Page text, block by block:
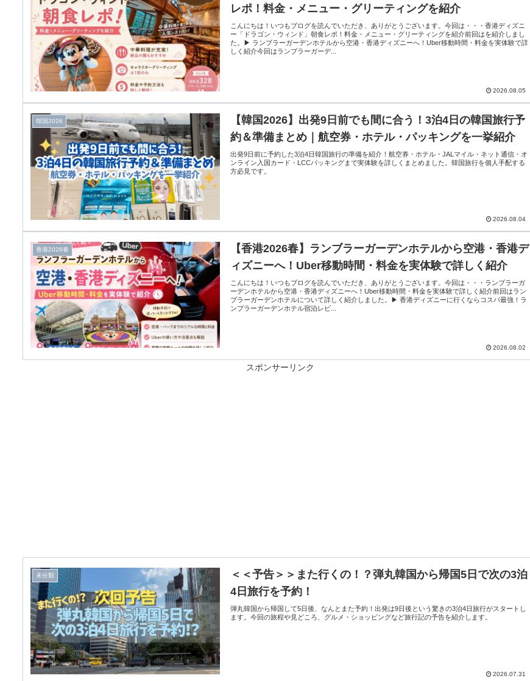
レポ！料金・メニュー・グリーティングを紹介
こんにちは！いつもブログを読んでいただき、ありがとうございます。今回は・・・香港ディズニ
ー「ドラゴン・ウィンド」朝食レポ！料金・メニュー・グリーティングを紹介前回はを紹介しまし
た。▶ ランブラーガーデンホテルから空港・香港ディズニーへ！Uber移動時間・料金を実体験で詳
しく紹介今回はランブラーガーデ...
2026.08.05
韓国2026
【韓国2026】出発9日前でも間に合う！3泊4日の韓国旅行予
約＆準備まとめ｜航空券・ホテル・パッキングを一挙紹介
出発9日前に予約した3泊4日韓国旅行の準備を紹介！航空券・ホテル・JALマイル・ネット通信・オ
ンライン入国カード・LCCパッキングまで実体験を詳しくまとめました。韓国旅行を個人手配する
方必見です。
2026.08.04
香港2026春
【香港2026春】ランブラーガーデンホテルから空港・香港デ
ィズニーへ！Uber移動時間・料金を実体験で詳しく紹介
こんにちは！いつもブログを読んでいただき、ありがとうございます。今回は・・・ランブラーガ
ーデンホテルから空港・香港ディズニーへ！Uber移動時間・料金を実体験で詳しく紹介前回はラン
ブラーガーデンホテルについて詳しく紹介しました。▶ 香港ディズニーに行くならコスパ最強！ラ
ンブラーガーデンホテル宿泊レビ...
2026.08.02
スポンサーリンク
未分類
＜＜予告＞＞また行くの！？弾丸韓国から帰国5日で次の3泊
4日旅行を予約！
弾丸韓国から帰国して5日後、なんとまた予約！出発は9日後という驚きの3泊4日旅行がスタートし
ます。今回の旅程や見どころ、グルメ・ショッピングなど旅行記の予告を紹介します。
2026.07.31